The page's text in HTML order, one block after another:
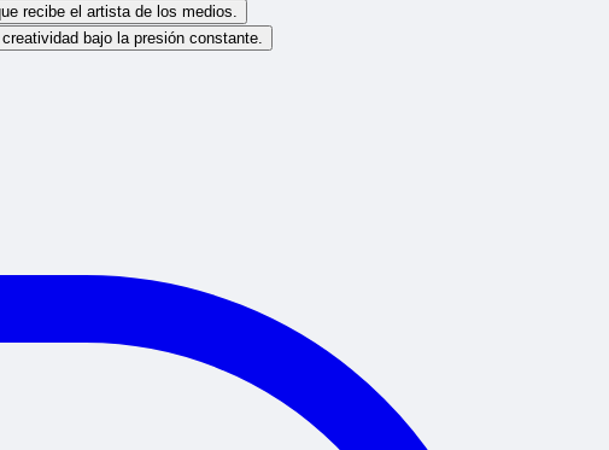
recibe el artista de los medios.
bajo la presión constante.